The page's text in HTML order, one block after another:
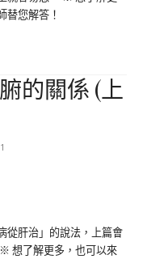
替您解答！
的關係 (上
從肝治」的說法，上篇會
想了解更多，也可以來